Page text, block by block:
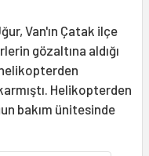
Van'ın Çatak ilçe
gözaltına aldığı
Helikopterden
bakım ünitesinde